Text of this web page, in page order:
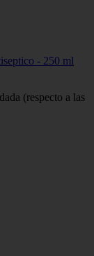
- 250 ml
(respecto a las